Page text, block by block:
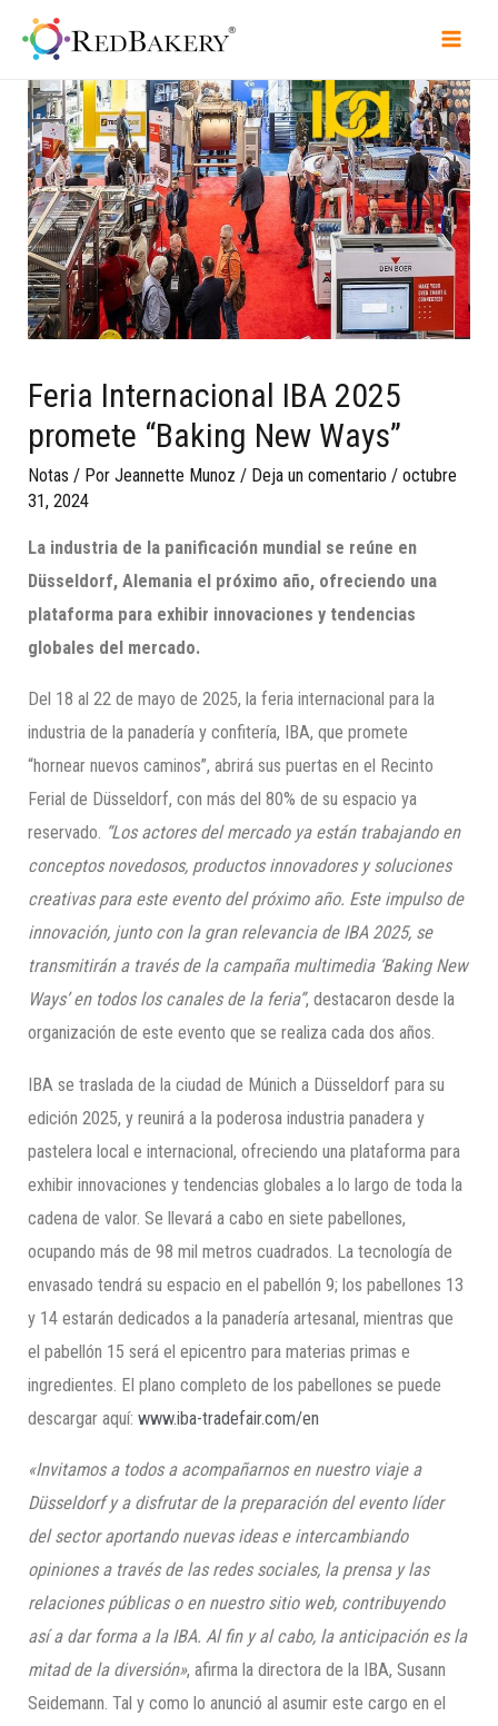
Feria Internacional IBA 2025
promete “Baking New Ways”
Notas / PorJeannette Munoz / Deja un comentario /octubre
31, 2024
La industria de la panificación mundial se reúne en
Düsseldorf, Alemania el próximo año, ofreciendo una
plataforma para exhibir innovaciones y tendencias
globales del mercado.
Del 18 al 22 de mayo de 2025, la feria internacional para la
industria de la panadería y confitería, IBA, que promete
“hornear nuevos caminos”, abrirá sus puertas en el Recinto
Ferial de Düsseldorf, con más del 80% de su espacio ya
reservado. “Los actores del mercado ya están trabajando en
conceptos novedosos, productos innovadores y soluciones
creativas para este evento del próximo año. Este impulso de
innovación, junto con la gran relevancia de IBA 2025, se
transmitirán a través de la campaña multimedia ‘Baking New
Ways’ en todos los canales de la feria”, destacaron desde la
organización de este evento que se realiza cada dos años.
IBA se traslada de la ciudad de Múnich a Düsseldorf para su
edición 2025, y reunirá a la poderosa industria panadera y
pastelera local e internacional, ofreciendo una plataforma para
exhibir innovaciones y tendencias globales a lo largo de toda la
cadena de valor. Se llevará a cabo en siete pabellones,
ocupando más de 98 mil metros cuadrados. La tecnología de
envasado tendrá su espacio en el pabellón 9; los pabellones 13
y 14 estarán dedicados a la panadería artesanal, mientras que
el pabellón 15 será el epicentro para materias primas e
ingredientes. El plano completo de los pabellones se puede
descargar aquí:www.iba-tradefair.com/en
«Invitamos a todos a acompañarnos en nuestro viaje a
Düsseldorf y a disfrutar de la preparación del evento líder
del sector aportando nuevas ideas e intercambiando
opiniones a través de las redes sociales, la prensa y las
relaciones públicas o en nuestro sitio web, contribuyendo
así a dar forma a la IBA. Al fin y al cabo, la anticipación es la
mitad de la diversión», afirma la directora de la IBA, Susann
Seidemann. Tal y como lo anunció al asumir este cargo en el